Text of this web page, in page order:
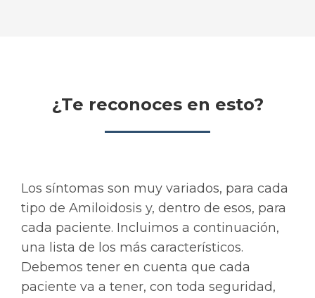
¿Te reconoces en esto?
Los síntomas son muy variados, para cada
tipo de Amiloidosis y, dentro de esos, para
cada paciente. Incluimos a continuación,
una lista de los más característicos.
Debemos tener en cuenta que cada
paciente va a tener, con toda seguridad,